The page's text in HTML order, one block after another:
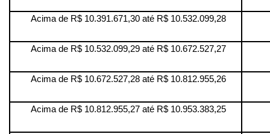
Acima de R$ 10.391.671,30 até R$ 10.532.099,28
Acima de R$ 10.532.099,29 até R$ 10.672.527,27
Acima de R$ 10.672.527,28 até R$ 10.812.955,26
Acima de R$ 10.812.955,27 até R$ 10.953.383,25